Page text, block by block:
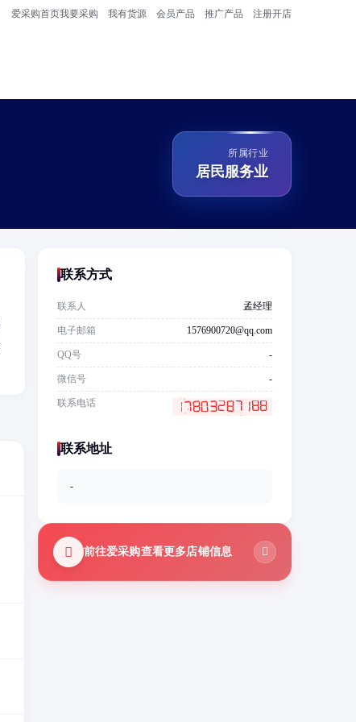
爱采购首页我要采购 我有货源 会员产品 推广产品 注册开店
所属行业
居民服务业
联系方式
联系人 孟经理
电子邮箱 1576900720@qq.com
QQ号 -
微信号 -
联系电话
联系地址
-
前往爱采购查看更多店铺信息